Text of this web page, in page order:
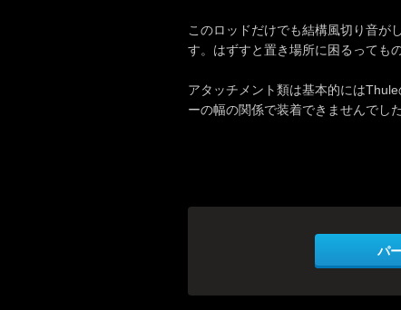
このロッドだけでも結構風切り音が
す。はずすと置き場所に困るっても
アタッチメント類は基本的には
ーの幅の関係で装着できませんでした
パ